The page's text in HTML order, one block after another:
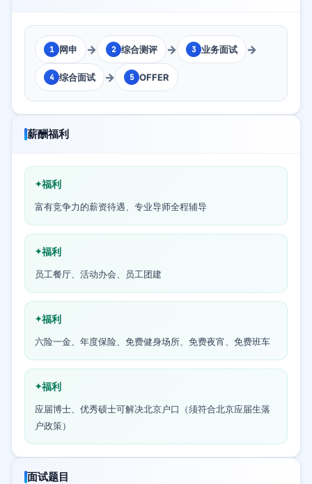
1 网申 → 2 综合测评 → 3 业务面试 →
4 综合面试 → 5 OFFER
薪酬福利
福利
富有竞争力的薪资待遇、专业导师全程辅导
福利
员工餐厅、活动办会、员工团建
福利
六险一金、年度保险、免费健身场所、免费夜宵、免费班车
福利
应届博士、优秀硕士可解决北京户口（须符合北京应届生落
户政策）
面试题目